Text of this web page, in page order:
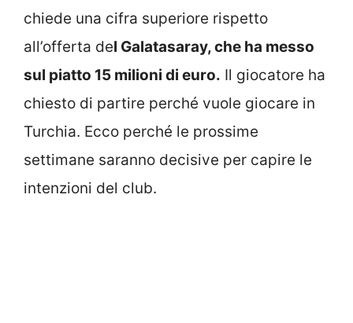
chiede una cifra superiore rispetto
all’offerta del Galatasaray, che ha messo
sul piatto 15 milioni di euro. Il giocatore ha
chiesto di partire perché vuole giocare in
Turchia. Ecco perché le prossime
settimane saranno decisive per capire le
intenzioni del club.